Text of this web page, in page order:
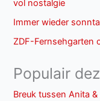
vol nostalgie
Immer wieder
ZDF-Fernsehgarten
Populair
Breuk tussen Anita